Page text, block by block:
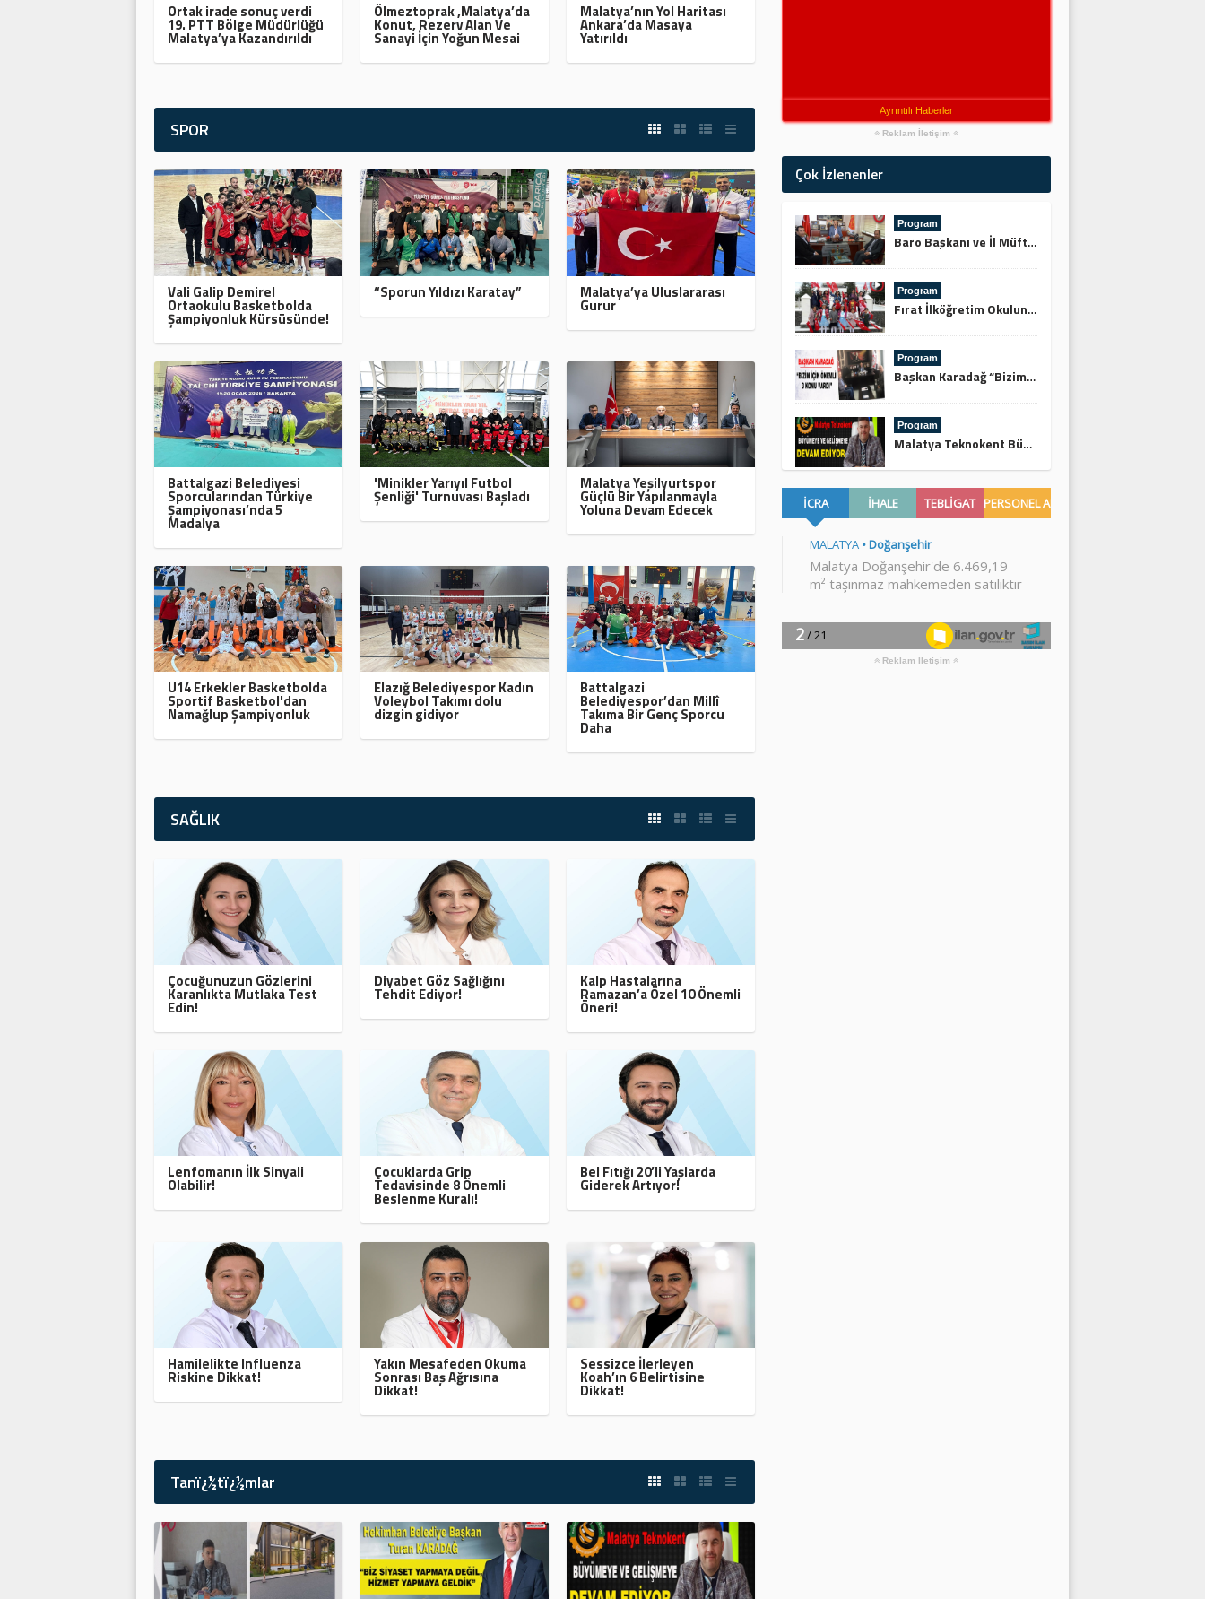
Ortak irade sonuç verdi
19. PTT Bölge Müdürlüğü
Malatya’ya Kazandırıldı
Ölmeztoprak ,Malatya’da
Konut, Rezerv Alan Ve
Sanayi İçin Yoğun Mesai
Malatya’nın Yol Haritası
Ankara’da Masaya
Yatırıldı
SPOR
Vali Galip Demirel
Ortaokulu Basketbolda
Şampiyonluk Kürsüsünde!
“Sporun Yıldızı Karatay” Malatya’ya Uluslararası
Gurur
Battalgazi Belediyesi
Sporcularından Türkiye
Şampiyonası’nda 5
Madalya
'Minikler Yarıyıl Futbol
Şenliği' Turnuvası Başladı
Malatya Yeşilyurtspor
Güçlü Bir Yapılanmayla
Yoluna Devam Edecek
U14 Erkekler Basketbolda
Sportif Basketbol'dan
Namağlup Şampiyonluk
Elazığ Belediyespor Kadın
Voleybol Takımı dolu
dizgin gidiyor
Battalgazi
Belediyespor’dan Millî
Takıma Bir Genç Sporcu
Daha
SAĞLIK
Çocuğunuzun Gözlerini
Karanlıkta Mutlaka Test
Edin!
Diyabet Göz Sağlığını
Tehdit Ediyor!
Kalp Hastalarına
Ramazan’a Özel 10 Önemli
Öneri!
Lenfomanın İlk Sinyali
Olabilir!
Çocuklarda Grip
Tedavisinde 8 Önemli
Beslenme Kuralı!
Bel Fıtığı 20’li Yaşlarda
Giderek Artıyor!
Hamilelikte Influenza
Riskine Dikkat!
Yakın Mesafeden Okuma
Sonrası Baş Ağrısına
Dikkat!
Sessizce İlerleyen
Koah’ın 6 Belirtisine
Dikkat!
Tanï¿½tï¿½mlar
Ayrıntılı Haberler
Reklam İletişim
Çok İzlenenler
Program
Baro Başkanı ve İl Müftüsünden Keskin’e Ziyaret
Program
Fırat İlköğretim Okulundan Şehitliğe Ziyaret
Program
Başkan Karadağ “Bizim İçin Önemli 3 Konu Vardı”
Program
Malatya Teknokent Büyümeye ve Gelişmeye Devam Ediyor
Reklam İletişim